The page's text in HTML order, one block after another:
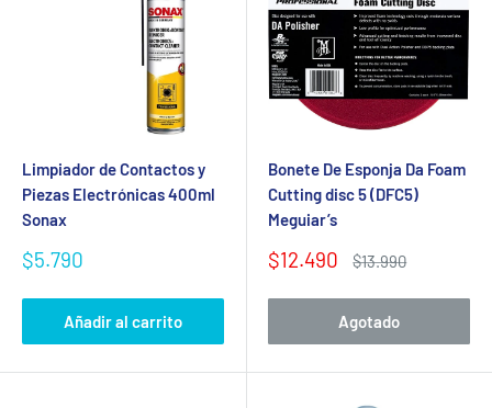
Limpiador de Contactos y
Piezas Electrónicas 400ml
Sonax
Precio
venta
$5.790
Añadir al carrito
Bonete De Esponja Da Foam
Cutting disc 5 (DFC5)
Meguiar’s
Precio
venta
$12.490
Precio
$13.990
Agotado